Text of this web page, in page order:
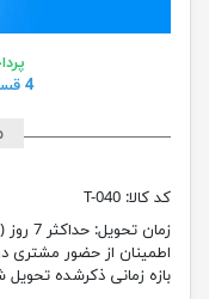
4 قسط ماهیانه بدون کارمزد
کد کالا: T-040
زمان تحویل:
اطمینان از حضور مشتری
بازه زمانی ذکرشده